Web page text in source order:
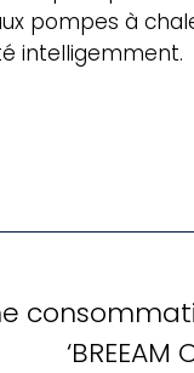
pompes à
intelligemment.